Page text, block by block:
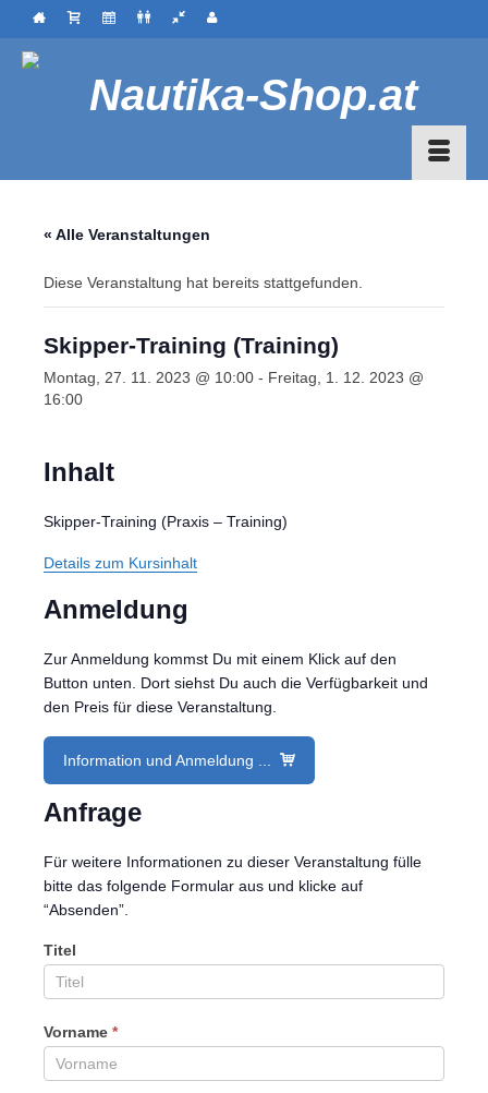
« Alle Veranstaltungen
Diese Veranstaltung hat bereits stattgefunden.
Skipper-Training (Training)
Montag, 27. 11. 2023 @ 10:00 - Freitag, 1. 12. 2023 @
16:00
Inhalt
Skipper-Training (Praxis – Training)
Details zum Kursinhalt
Anmeldung
Zur Anmeldung kommst Du mit einem Klick auf den
Button unten. Dort siehst Du auch die Verfügbarkeit und
den Preis für diese Veranstaltung.
Information und Anmeldung ...
Anfrage
Für weitere Informationen zu dieser Veranstaltung fülle
bitte das folgende Formular aus und klicke auf
“Absenden”.
Titel
Vorname *